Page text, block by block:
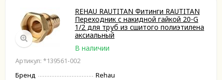
REHAU RAUTITAN Фитинги RAUTITAN
Переходник с накидной гайкой 20-G
1/2 для труб из сшитого полиэтилена
аксиальный
В наличии
Артикул: *139561-002
Бренд Rehau